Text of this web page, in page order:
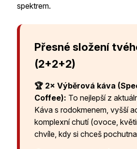
spektrem.
Přesné složení
(2+2+2)
🏆 2× Výběrová káva
Coffee): To nejlepší z
Káva s rodokmenem, vyšší
komplexní chutí (ovoce,
chvíle, kdy si chceš